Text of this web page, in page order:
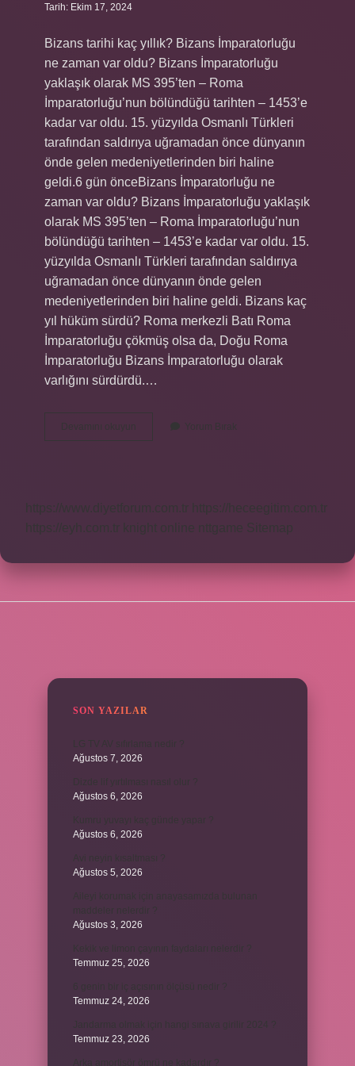
Tarih: Ekim 17, 2024
Bizans tarihi kaç yıllık? Bizans İmparatorluğu
ne zaman var oldu? Bizans İmparatorluğu
yaklaşık olarak MS 395’ten – Roma
İmparatorluğu’nun bölündüğü tarihten – 1453’e
kadar var oldu. 15. yüzyılda Osmanlı Türkleri
tarafından saldırıya uğramadan önce dünyanın
önde gelen medeniyetlerinden biri haline
geldi.6 gün önceBizans İmparatorluğu ne
zaman var oldu? Bizans İmparatorluğu yaklaşık
olarak MS 395’ten – Roma İmparatorluğu’nun
bölündüğü tarihten – 1453’e kadar var oldu. 15.
yüzyılda Osmanlı Türkleri tarafından saldırıya
uğramadan önce dünyanın önde gelen
medeniyetlerinden biri haline geldi. Bizans kaç
yıl hüküm sürdü? Roma merkezli Batı Roma
İmparatorluğu çökmüş olsa da, Doğu Roma
İmparatorluğu Bizans İmparatorluğu olarak
varlığını sürdürdü.…
Devamını okuyun
Dönemi
Yorum Bırak
https://www.diyetforum.com.tr
https://heceegitim.com.tr
https://eyh.com.tr
knight online nttgame Sitemap
SON YAZILAR
Ağustos 7, 2026
Ağustos 6, 2026
Ağustos 6, 2026
Ağustos 5, 2026
Ağustos 3, 2026
Temmuz 25, 2026
Temmuz 24, 2026
Temmuz 23, 2026